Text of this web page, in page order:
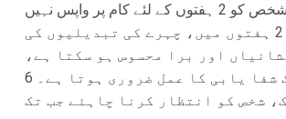
عمل کے بعد، شخص کو 2 ہفتوں کے لئے کام پر واپس نہیں
جانا چاہئے۔ ان 2 ہفتوں میں، چہرے کی تبدیلیوں کی
اور برا محسوس ہو سکتا ہے،
کیونکہ ایک شفا یابی کا عمل ضروری ہوتا ہے۔ 6
تک، شخص کو انتظار کرنا چاہئے جب تک